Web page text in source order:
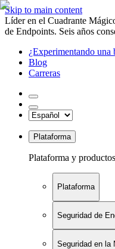
Skip to main content
Líder en el Cuadrante
de Endpoints. Seis años
¿Experimentando una
Blog
Carreras
Plataforma
Plataforma y productos
Plataforma
Seguridad de
Seguridad en la